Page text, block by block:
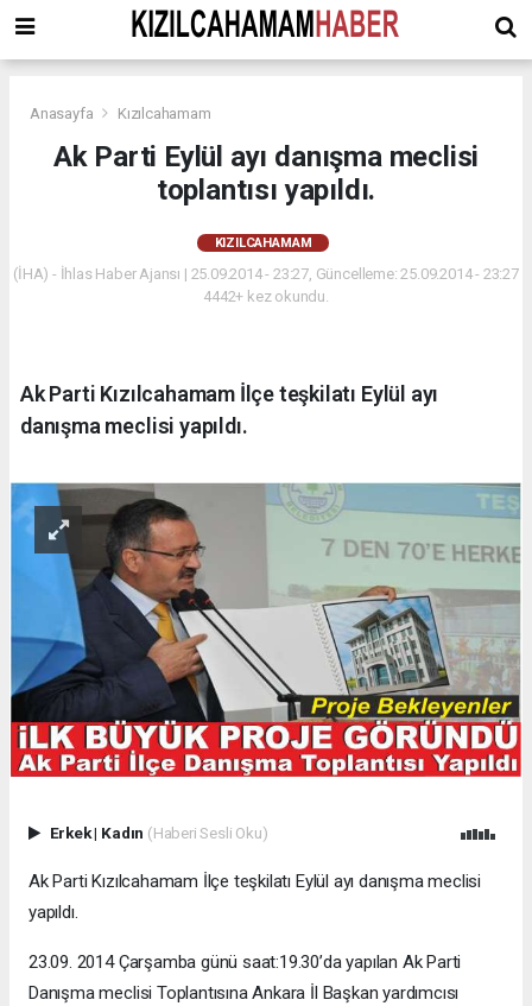
Anasayfa Kızılcahamam
Ak Parti Eylül ayı danışma meclisi
toplantısı yapıldı.
KIZILCAHAMAM
(İHA) - İhlas Haber Ajansı | 25.09.2014 - 23:27, Güncelleme: 25.09.2014 - 23:27
4442+ kez okundu.
Ak Parti Kızılcahamam İlçe teşkilatı Eylül ayı
danışma meclisi yapıldı.
Erkek| Kadın (Haberi Sesli Oku)
Ak Parti Kızılcahamam İlçe teşkilatı Eylül ayı danışma meclisi
yapıldı.
23.09. 2014 Çarşamba günü saat:19.30’da yapılan Ak Parti
Danışma meclisi Toplantısına Ankara İl Başkan yardımcısı